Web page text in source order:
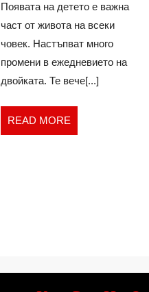
бащинство
Появата на детето е важна
част от живота на всеки
човек. Настъпват много
промени в ежедневието на
двойката. Те вече[...]
READ MORE
MORE